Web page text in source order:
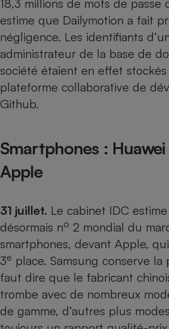
18,3 millions de mots de passe
estime que Dailymotion a fait
négligence. Les identifiants
administrateur de la base de
société étaient en effet
plateforme collaborative de
Github.
Smartphones :
Apple
31 juillet. Le cabinet IDC
désormais no 2 mondial du
smartphones, devant Apple,
3e place. Samsung conserve la
faut dire que le fabricant
trombe avec de nombreux
de gamme, d’autres plus